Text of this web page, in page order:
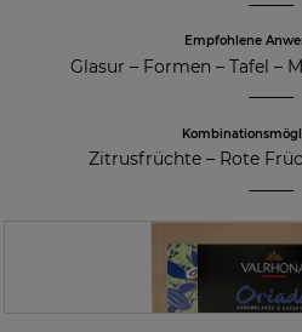
Empfohlene
Glasur – Formen –Tafel –
Zitrusfrüchte– Rote